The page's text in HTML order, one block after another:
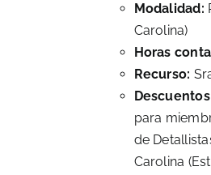
Modalidad:
Carolina)
Horas
Recurso:
para
de
Carolina